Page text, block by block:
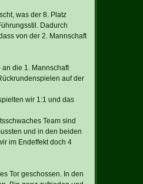
was der 8. Platz
Dadurch
von der 2. Mannschaft
die 1. Mannschaft
auf der
wir 1:1 und das
Team sind
und in den beiden
im Endeffekt doch 4
Tor geschossen. In den